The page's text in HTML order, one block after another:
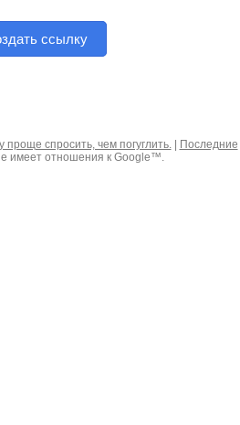
ссылку
проще спросить, чем погуглить.|
Последние
имеет отношения к Google™.